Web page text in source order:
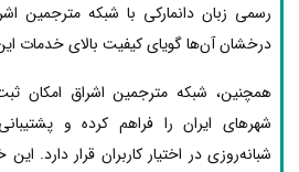
رسمی زبان دانمارکی با شبکه مترجمین
درخشان آن‌ها گویای کیفیت بالای خدمات
همچنین، شبکه مترجمین اشراق امکان
شهرهای ایران را فراهم کرده و
شبانه‌روزی در اختیار کاربران قرار دارد.